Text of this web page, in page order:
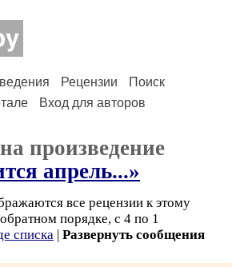
Рецензии
Поиск
Вход для авторов
произведение
апрель...»
все рецензии к этому
порядке, с 4 по 1
списка | Развернуть сообщения